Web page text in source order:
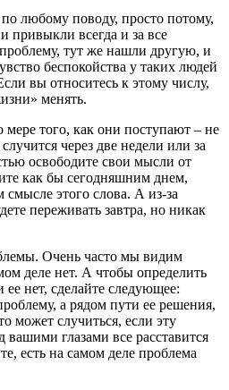
любому поводу, просто потому,
привыкли всегда и за все
тут же нашли другую, и
беспокойства у таких людей
вы относитесь к этому числу,
менять.
того, как они поступают – не
через две недели или за
освободите свои мысли от
как бы сегодняшним днем,
этого слова. А из-за
переживать завтра, но никак
Очень часто мы видим
деле нет. А чтобы определить
ее нет, сделайте следующее:
а рядом пути ее решения,
может случиться, если эту
глазами все расставится
есть на самом деле проблема